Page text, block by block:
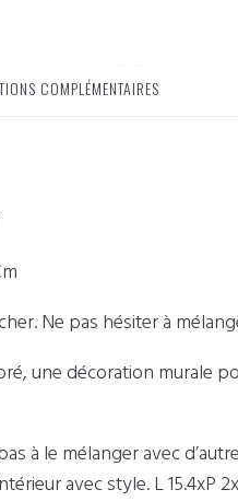
COMPLÉMENTAIRES
Ne pas hésiter à
une décoration murale
à le mélanger avec
avec style. L 15.4xP